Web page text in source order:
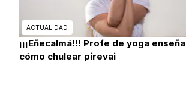
ACTUALIDAD
¡¡¡Eñecalmá!!! Profe de yoga enseña
cómo chulear pirevai